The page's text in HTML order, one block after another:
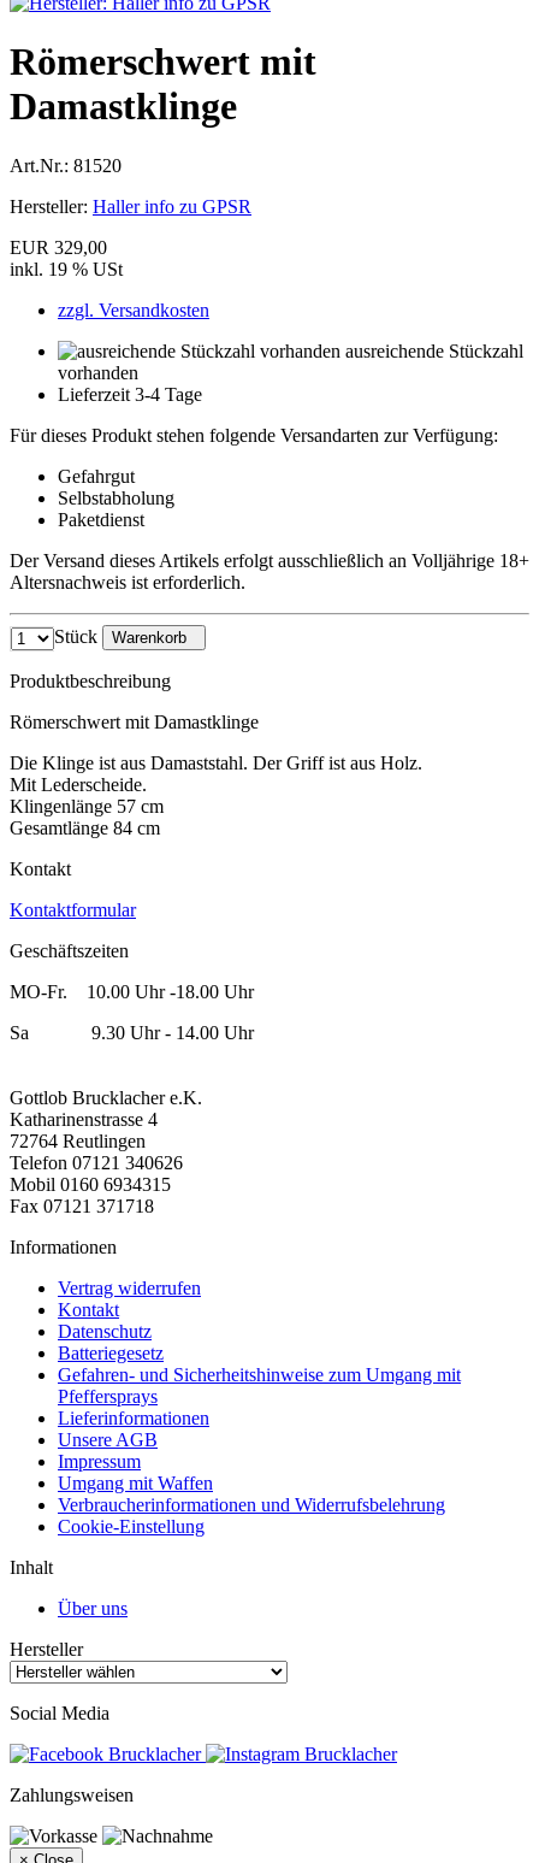
Römerschwert mit
Damastklinge
Art.Nr.: 81520
Hersteller: Haller info zu GPSR
EUR 329,00
inkl. 19 % USt
zzgl. Versandkosten
ausreichende Stückzahl
vorhanden
Lieferzeit 3-4 Tage
Für dieses Produkt stehen folgende Versandarten zur Verfügung:
Gefahrgut
Selbstabholung
Paketdienst
Der Versand dieses Artikels erfolgt ausschließlich an Volljährige 18+
Altersnachweis ist erforderlich.
Stück Warenkorb
Produktbeschreibung
Römerschwert mit Damastklinge
Die Klinge ist aus Damaststahl. Der Griff ist aus Holz.
Mit Lederscheide.
Klingenlänge 57 cm
Gesamtlänge 84 cm
Kontakt
Kontaktformular
Geschäftszeiten
MO-Fr. 10.00 Uhr -18.00 Uhr
Sa 9.30 Uhr - 14.00 Uhr
Gottlob Brucklacher e.K.
Katharinenstrasse 4
72764 Reutlingen
Telefon 07121 340626
Mobil 0160 6934315
Fax 07121 371718
Informationen
Vertrag widerrufen
Kontakt
Datenschutz
Batteriegesetz
Gefahren- und Sicherheitshinweise zum Umgang mit
Pfeffersprays
Lieferinformationen
Unsere AGB
Impressum
Umgang mit Waffen
Verbraucherinformationen und Widerrufsbelehrung
Cookie-Einstellung
Inhalt
Über uns
Hersteller
Social Media
Zahlungsweisen